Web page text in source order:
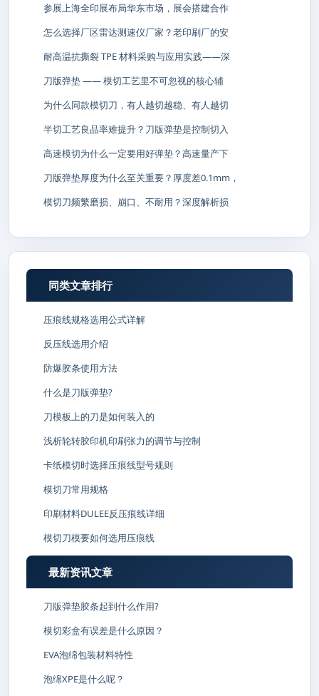
参展上海全印展布局华东市场，展会搭建合作
怎么选择厂区雷达测速仪厂家？老印刷厂的安
耐高温抗撕裂 TPE 材料采购与应用实践——深
刀版弹垫 —— 模切工艺里不可忽视的核心辅
为什么同款模切刀，有人越切越稳、有人越切
半切工艺良品率难提升？刀版弹垫是控制切入
高速模切为什么一定要用好弹垫？高速量产下
刀版弹垫厚度为什么至关重要？厚度差0.1mm，
模切刀频繁磨损、崩口、不耐用？深度解析损
同类文章排行
压痕线规格选用公式详解
反压线选用介绍
防爆胶条使用方法
什么是刀版弹垫?
刀模板上的刀是如何装入的
浅析轮转胶印机印刷张力的调节与控制
卡纸模切时选择压痕线型号规则
模切刀常用规格
印刷材料DULEE反压痕线详细
模切刀模要如何选用压痕线
最新资讯文章
刀版弹垫胶条起到什么作用?
模切彩盒有误差是什么原因？
EVA泡绵包装材料特性
泡绵XPE是什么呢？